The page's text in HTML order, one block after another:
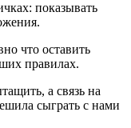
показывать
что оставить
правилах.
а связь на
сыграть с нами